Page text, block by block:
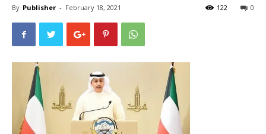
By Publisher - February 18, 2021 0
122